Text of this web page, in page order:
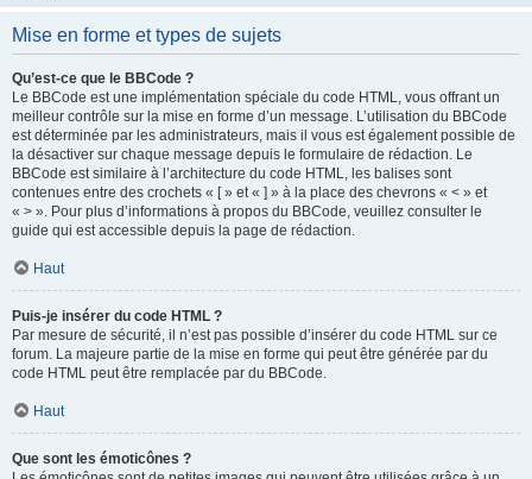
Mise en forme et types de sujets
Qu’est-ce que le BBCode ?
Le BBCode est une implémentation spéciale du code HTML, vous offrant un
meilleur contrôle sur la mise en forme d’un message. L’utilisation du BBCode
est déterminée par les administrateurs, mais il vous est également possible de
la désactiver sur chaque message depuis le formulaire de rédaction. Le
BBCode est similaire à l’architecture du code HTML, les balises sont
contenues entre des crochets « [ » et « ] » à la place des chevrons « < » et
« > ». Pour plus d’informations à propos du BBCode, veuillez consulter le
guide qui est accessible depuis la page de rédaction.
Haut
Puis-je insérer du code HTML ?
Par mesure de sécurité, il n’est pas possible d’insérer du code HTML sur ce
forum. La majeure partie de la mise en forme qui peut être générée par du
code HTML peut être remplacée par du BBCode.
Haut
Que sont les émoticônes ?